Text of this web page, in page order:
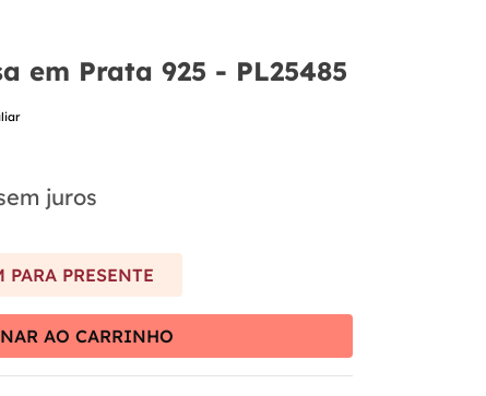
em Prata 925 - PL25485
juros
PRESENTE
AO CARRINHO